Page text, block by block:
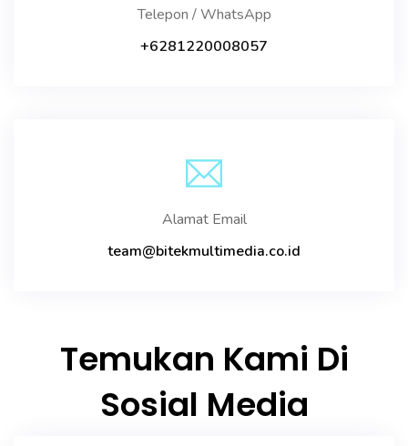
Telepon / WhatsApp
+6281220008057
Alamat Email
team@bitekmultimedia.co.id
Temukan Kami Di
Sosial Media